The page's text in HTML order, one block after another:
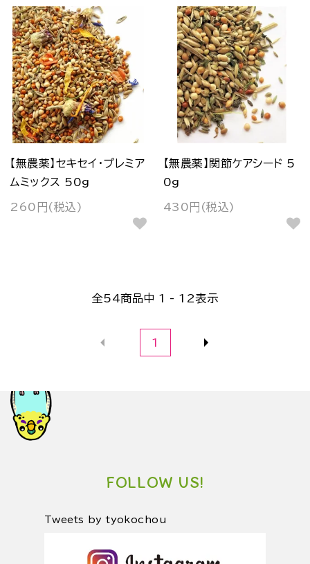
【無農薬】セキセイ・プレミア
ムミックス 50g
260円(税込)
【無農薬】関節ケアシード 5
0g
430円(税込)
全54商品中 1 - 12表示
1
FOLLOW US!
Tweets by tyokochou